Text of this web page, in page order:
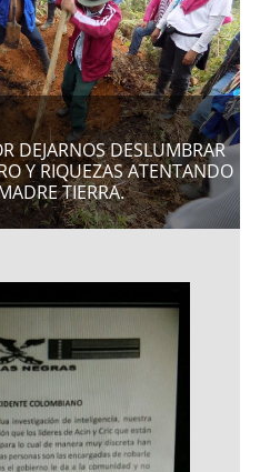
DEJARNOS DESLUMBRAR
Y RIQUEZAS ATENTANDO
TIERRA.